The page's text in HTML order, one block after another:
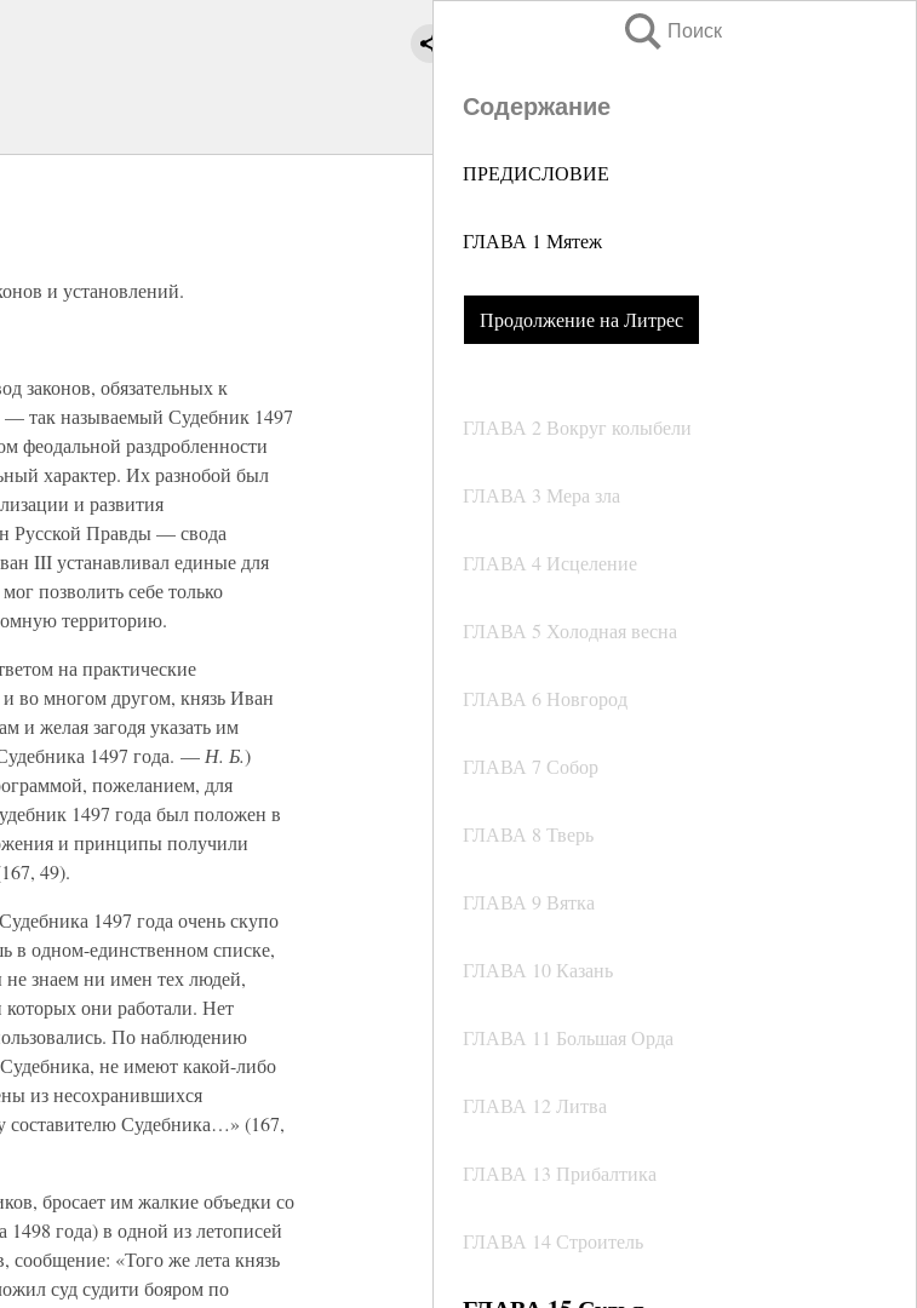
Поиск
Содержание
ПРЕДИСЛОВИЕ
ГЛАВА 1 Мятеж
Продолжение на Литрес
ГЛАВА 2 Вокруг колыбели
ГЛАВА 3 Мера зла
ГЛАВА 4 Исцеление
ГЛАВА 5 Холодная весна
ГЛАВА 6 Новгород
ГЛАВА 7 Собор
ГЛАВА 8 Тверь
ГЛАВА 9 Вятка
ГЛАВА 10 Казань
ГЛАВА 11 Большая Орда
ГЛАВА 12 Литва
ГЛАВА 13 Прибалтика
ГЛАВА 14 Строитель
и установлений.
законов, обязательных к
— так называемый Судебник 1497
феодальной раздробленности
характер. Их разнобой был
и развития
Русской Правды — свода
III устанавливал единые для
позволить себе только
территорию.
на практические
во многом другом, князь Иван
и желая загодя указать им
1497 года. — Н. Б.)
пожеланием, для
1497 года был положен в
и принципы получили
49).
1497 года очень скупо
в одном-единственном списке,
знаем ни имен тех людей,
которых они работали. Нет
По наблюдению
Судебника, не имеют какой-либо
из несохранившихся
составителю Судебника…» (167,
бросает им жалкие объедки со
1498 года) в одной из летописей
сообщение: «Того же лета князь
суд судити бояром по